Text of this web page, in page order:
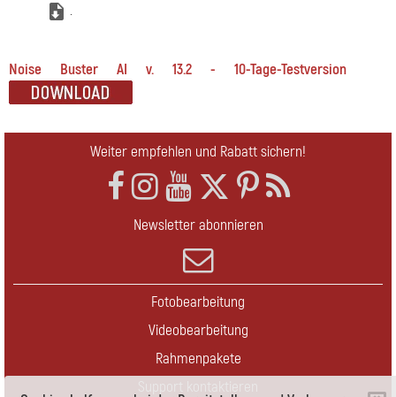
.
Noise Buster AI v. 13.2 - 10-Tage-Testversion
Weiter empfehlen und Rabatt sichern!
Newsletter abonnieren
Fotobearbeitung
Videobearbeitung
Rahmenpakete